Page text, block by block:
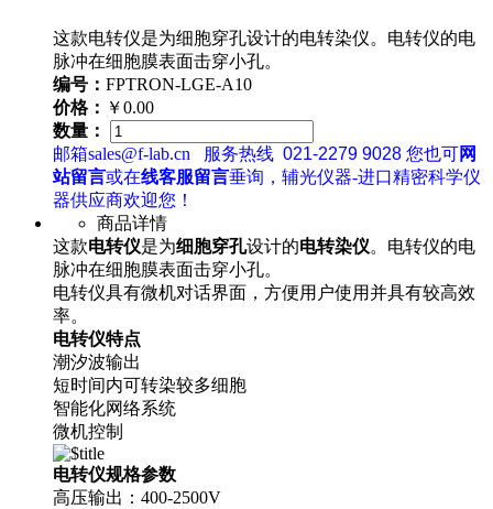
这款电转仪是为细胞穿孔设计的电转染仪。电转仪的电
脉冲在细胞膜表面击穿小孔。
编号： FPTRON-LGE-A10
价格： ￥0.00
数量：
邮箱sales@f-lab.cn
服务热线 021-2279 9028 您也可网
站留言或在线客服留言垂询，辅光仪器-进口精密科学仪
器供应商欢迎您！
商品详情
这款电转仪是为细胞穿孔设计的电转染仪。电转仪的电
脉冲在细胞膜表面击穿小孔。
电转仪具有微机对话界面，方便用户使用并具有较高效
率。
电转仪特点
潮汐波输出
短时间内可转染较多细胞
智能化网络系统
微机控制
电转仪规格参数
高压输出：400-2500V